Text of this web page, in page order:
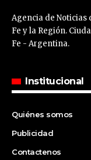
Agencia de Noticias
Fe y la Región.
Fe - Argentina.
Institucional
Quiénes somos
Publicidad
Contactenos